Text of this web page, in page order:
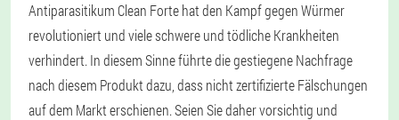
Antiparasitikum Clean Forte hat den Kampf gegen Würmer
revolutioniert und viele schwere und tödliche Krankheiten
verhindert. In diesem Sinne führte die gestiegene Nachfrage
nach diesem Produkt dazu, dass nicht zertifizierte Fälschungen
auf dem Markt erschienen. Seien Sie daher vorsichtig und